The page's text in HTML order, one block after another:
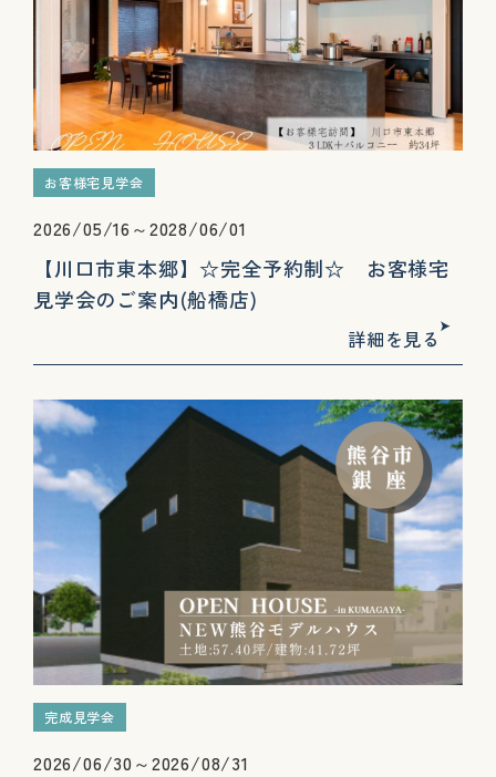
お客様宅見学会
2026/05/16～2028/06/01
【川口市東本郷】☆完全予約制☆ お客様宅
見学会のご案内(船橋店)
詳細を見る
完成見学会
2026/06/30～2026/08/31